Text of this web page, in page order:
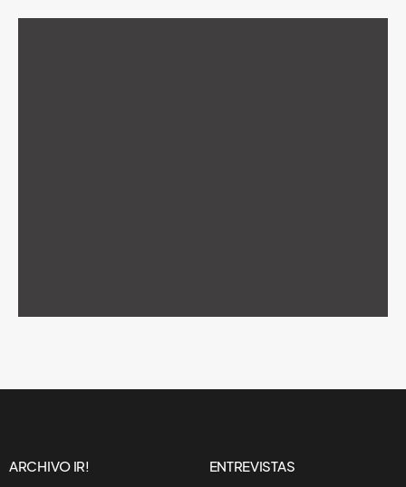
ARCHIVO IR!
ENTREVISTAS